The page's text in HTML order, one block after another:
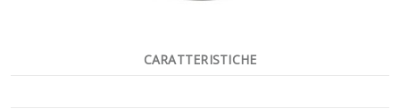
CARATTERISTICHE